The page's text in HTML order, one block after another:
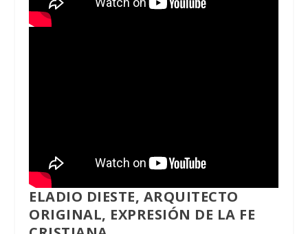
ELADIO DIESTE, ARQUITECTO
ORIGINAL, EXPRESIÓN DE LA FE